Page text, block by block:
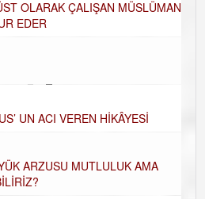
OLARAK ÇALIŞAN MÜSLÜMAN
EDER
UN ACI VEREN HİKÂYESİ
ARZUSU MUTLULUK AMA